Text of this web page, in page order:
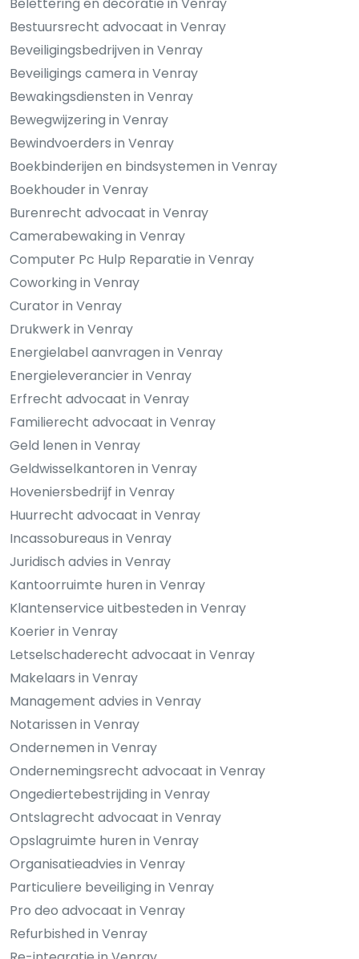
Bestuursrecht advocaat in Venray
Beveiligingsbedrijven in Venray
Beveiligings camera in Venray
Bewakingsdiensten in Venray
Bewegwijzering in Venray
Bewindvoerders in Venray
Boekbinderijen en bindsystemen in Venray
Boekhouder in Venray
Burenrecht advocaat in Venray
Camerabewaking in Venray
Computer Pc Hulp Reparatie in Venray
Coworking in Venray
Curator in Venray
Drukwerk in Venray
Energielabel aanvragen in Venray
Energieleverancier in Venray
Erfrecht advocaat in Venray
Familierecht advocaat in Venray
Geld lenen in Venray
Geldwisselkantoren in Venray
Hoveniersbedrijf in Venray
Huurrecht advocaat in Venray
Incassobureaus in Venray
Juridisch advies in Venray
Kantoorruimte huren in Venray
Klantenservice uitbesteden in Venray
Koerier in Venray
Letselschaderecht advocaat in Venray
Makelaars in Venray
Management advies in Venray
Notarissen in Venray
Ondernemen in Venray
Ondernemingsrecht advocaat in Venray
Ongediertebestrijding in Venray
Ontslagrecht advocaat in Venray
Opslagruimte huren in Venray
Organisatieadvies in Venray
Particuliere beveiliging in Venray
Pro deo advocaat in Venray
Refurbished in Venray